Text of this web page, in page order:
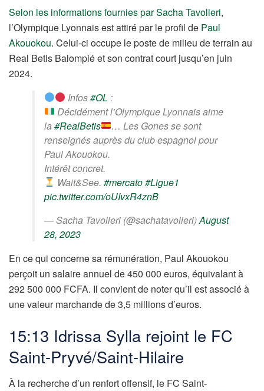
Selon les informations fournies par Sacha Tavolieri,
l’Olympique Lyonnais est attiré par le profil de Paul
Akouokou. Celui-ci occupe le poste de milieu de terrain au
Real Betis Balompié et son contrat court jusqu’en juin
2024.
Infos#OL :
Décidément l’Olympique Lyonnais aime
la#RealBetis
… Les Gones se sont
renseignés auprès du club espagnol pour
Paul Akouokou.
Intérêt concret.
Wait&See.#mercato#Ligue1
pic.twitter.com/oUIvxR4znB
— Sacha Tavolieri (@sachatavolieri)August
28, 2023
En ce qui concerne sa rémunération, Paul Akouokou
perçoit un salaire annuel de 450 000 euros, équivalant à
292 500 000 FCFA. Il convient de noter qu’il est associé à
une valeur marchande de 3,5 millions d’euros.
15:13 Idrissa Sylla rejoint le FC
Saint-Pryvé/Saint-Hilaire
À la recherche d’un renfort offensif, le FC Saint-